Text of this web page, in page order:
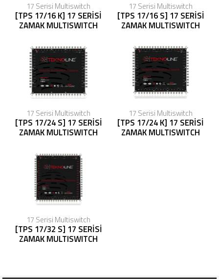
17 Serisi Multiswitch
[TPS 17/16 K] 17 SERİSİ
ZAMAK MULTISWITCH
17 Serisi Multiswitch
[TPS 17/16 S] 17 SERİSİ
ZAMAK MULTISWITCH
17 Serisi Multiswitch
[TPS 17/24 S] 17 SERİSİ
ZAMAK MULTISWITCH
17 Serisi Multiswitch
[TPS 17/24 K] 17 SERİSİ
ZAMAK MULTISWITCH
17 Serisi Multiswitch
[TPS 17/32 S] 17 SERİSİ
ZAMAK MULTISWITCH